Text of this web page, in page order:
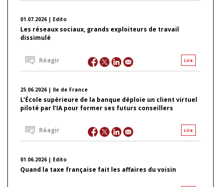
01.07.2026 | Edito
Les réseaux sociaux, grands exploiteurs de travail
dissimulé
Lire
Réagir
25.06.2026 | Ile de France
L’École supérieure de la banque déploie un client virtuel
piloté par l’IA pour former ses futurs conseillers
Lire
Réagir
01.06.2026 | Edito
Quand la taxe française fait les affaires du voisin